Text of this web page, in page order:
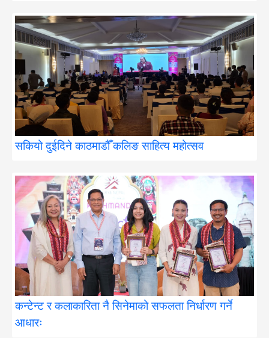
सकियो दुईदिने काठमाडौँ कलिङ साहित्य महोत्सव
कन्टेन्ट र कलाकारिता नै सिनेमाको सफलता निर्धारण गर्ने
आधारः